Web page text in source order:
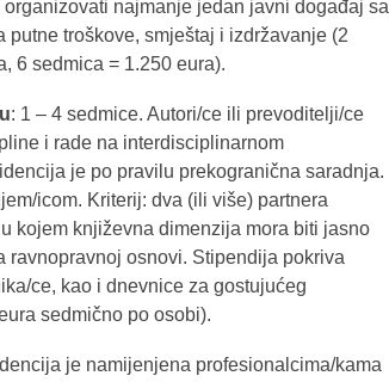
najmanje jedan javni događaj sa
troškove, smještaj i izdržavanje (2
6 sedmica = 1.250 eura).
: 1 – 4 sedmice. Autori/ce ili prevoditelji/ce
i rade na interdisciplinarnom
je po pravilu prekogranična saradnja.
icom. Kriterij: dva (ili više) partnera
kojem književna dimenzija mora biti jasno
osnovi. Stipendija pokriva
ce, kao i dnevnice za gostujućeg
sedmično po osobi).
je namijenjena profesionalcima/kama